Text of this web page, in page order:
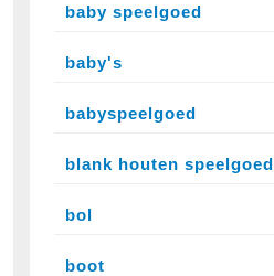
baby speelgoed
baby's
babyspeelgoed
blank houten speelgoed
bol
boot